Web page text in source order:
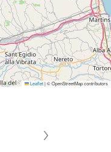
Leaflet|© OpenStreetMap contributors
›